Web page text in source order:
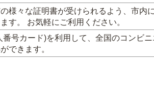
様々な証明書が受けられるよう、市内
す。 お気軽にご利用ください。
号カード)を利用して、全国のコンビニ
できます。